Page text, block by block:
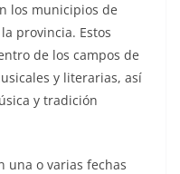
los municipios de
provincia. Estos
de los campos de
y literarias, así
y tradición
una o varias fechas